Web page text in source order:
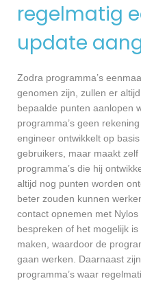
regelmatig
update
Zodra programma’s
genomen zijn, zullen er
bepaalde punten aanlopen
programma’s geen
engineer ontwikkelt op
gebruikers, maar maakt
programma’s die hij
altijd nog punten worden
beter zouden kunnen
contact opnemen met
bespreken of het mogelijk
maken, waardoor de
gaan werken. Daarnaast
programma’s waar